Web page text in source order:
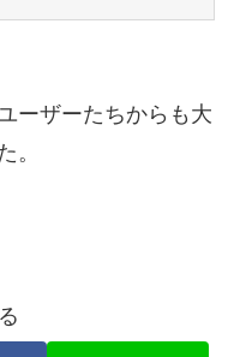
ーザーたちからも大
。